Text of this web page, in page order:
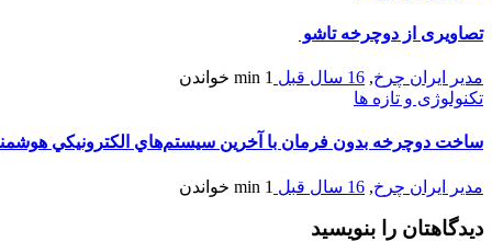
تصاویری از دوچرخه تاشو
مدیر ایران چرخ, 16 سال قبل 1 min
خواندن
تکنولوژی و تازه ها
ساخت دوچرخه بدون فرمان با آخرين سيستم‌هاي الكترونيكي
مدیر ایران چرخ, 16 سال قبل 1 min خواندن
دیدگاهتان را بنویسید